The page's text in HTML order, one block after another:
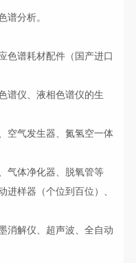
谱分析。
色谱耗材配件（国产进口
谱仪、液相色谱仪的生
空气发生器、氮氢空一体
气体净化器、脱氧管等
进样器（个位到百位）、
消解仪、超声波、全自动